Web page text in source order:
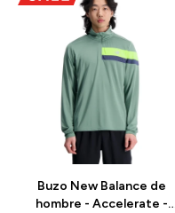
Buzo New Balance de
hombre - Accelerate -